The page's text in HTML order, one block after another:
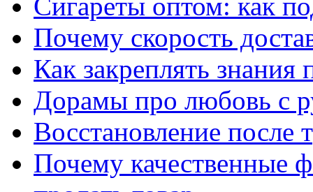
Почему скорость
Как закреплять знания
Дорамы про любовь с
Восстановление после
Почему качественные